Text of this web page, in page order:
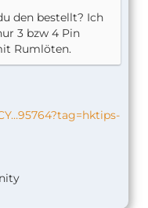
den bestellt? Ich
3 bzw 4 Pin
Rumlöten.